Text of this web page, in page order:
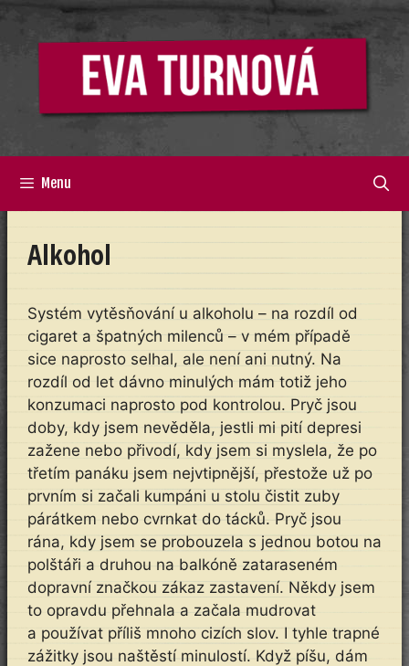
Přeskočit
Menu
Alkohol
Systém vytěsňování u alkoholu – na rozdíl od
cigaret a špatných milenců – v mém případě
sice naprosto selhal, ale není ani nutný. Na
rozdíl od let dávno minulých mám totiž jeho
konzumaci naprosto pod kontrolou. Pryč jsou
doby, kdy jsem nevěděla, jestli mi pití depresi
zažene nebo přivodí, kdy jsem si myslela, že po
třetím panáku jsem nejvtipnější, přestože už po
prvním si začali kumpáni u stolu čistit zuby
párátkem nebo cvrnkat do tácků. Pryč jsou
rána, kdy jsem se probouzela s jednou botou na
polštáři a druhou na balkóně zataraseném
dopravní značkou zákaz zastavení. Někdy jsem
to opravdu přehnala a začala mudrovat
a používat příliš mnoho cizích slov. I tyhle trapné
zážitky jsou naštěstí minulostí. Když píšu, dám